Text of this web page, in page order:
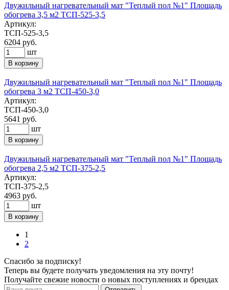
Двужильный нагревательный мат "Теплый пол №1" Площадь
обогрева 3,5 м2 ТСП-525-3,5
Артикул:
ТСП-525-3,5
6204 руб.
шт
В корзину
Двужильный нагревательный мат "Теплый пол №1" Площадь
обогрева 3 м2 ТСП-450-3,0
Артикул:
ТСП-450-3,0
5641 руб.
шт
В корзину
Двужильный нагревательный мат "Теплый пол №1" Площадь
обогрева 2,5 м2 ТСП-375-2,5
Артикул:
ТСП-375-2,5
4963 руб.
шт
В корзину
1
2
Спасибо за подписку!
Теперь вы будете получать уведомления на эту почту!
Получайте свежие новости о новых поступлениях и брендах